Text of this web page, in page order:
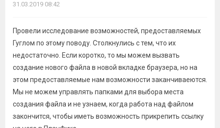
31.03.2019 08:42
Провели исследование возможностей, предоставляемых
Гуглом по этому поводу. Столкнулись с тем, что их
недостаточно. Если коротко, то мы можем вызвать
создание нового файла в новой вкладке браузера, но на
этом предоставляемые нам возможности заканчиваеются.
Мы не можем управлять папками для выбора места
создания файла и не узнаем, когда работа над файлом
закончится, чтобы иметь возможность прикрепить ссылку